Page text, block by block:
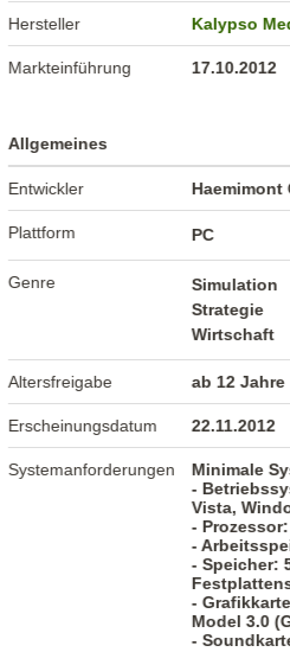
Hersteller Kalypso
Markteinführung 17.10.2012
Allgemeines
Entwickler Haemimont
Plattform PC
Genre
Simulation
Strategie
Wirtschaft
Altersfreigabe ab 12 Jahre
Erscheinungsdatum 22.11.2012
Systemanforderungen
Minimale
-
Vista,
-
-
- Speicher:
-
Model 3.0
-